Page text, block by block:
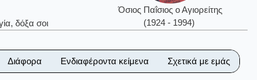
δόξα σοι
Όσιος Παΐσιος ο Αγιορείτης
(1924 - 1994)
Διάφορα Ενδιαφέροντα κείμενα Σχετικά με εμάς